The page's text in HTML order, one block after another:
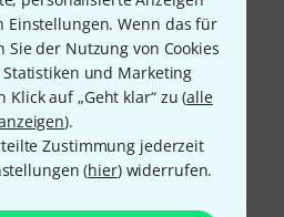
Einstellungen. Wenn das für
Sie der Nutzung von Cookies
und Marketing
auf „Geht klar“ zu (alle
).
Zustimmung jederzeit
(hier) widerrufen.
Newsletter
und gewinne mit
Gutscheinenüber jeweils50€
Deals Thomann Insights